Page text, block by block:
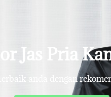
Jas Pria
anda dengan